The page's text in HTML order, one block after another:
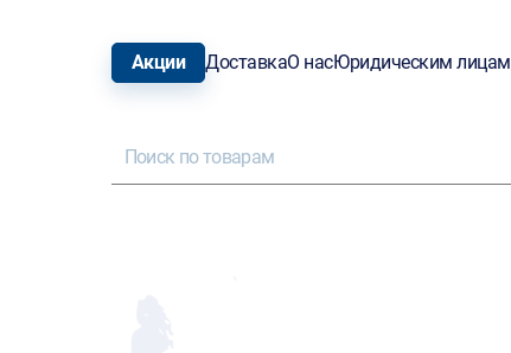
Акции ДоставкаО насЮридическим лицам